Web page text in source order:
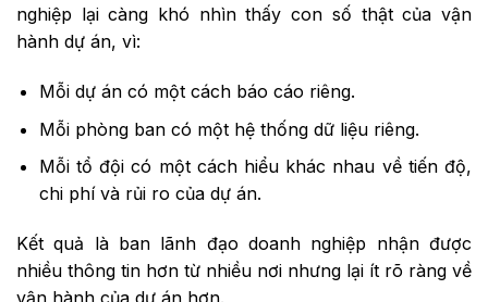
nghiệp lại càng khó nhìn thấy con số thật của vận
hành dự án, vì:
Mỗi dự án có một cách báo cáo riêng.
Mỗi phòng ban có một hệ thống dữ liệu riêng.
Mỗi tổ đội có một cách hiểu khác nhau về tiến độ,
chi phí và rủi ro của dự án.
Kết quả là ban lãnh đạo doanh nghiệp nhận được
nhiều thông tin hơn từ nhiều nơi nhưng lại ít rõ ràng về
vận hành của dự án hơn.